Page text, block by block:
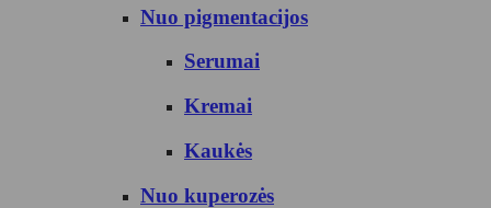
Nuo pigmentacijos
Serumai
Kremai
Kaukės
Nuo kuperozės